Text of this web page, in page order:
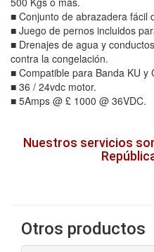
■ Conjunto de abrazadera fácil
■ Juego de pernos incluidos
■ Drenajes de agua y
contra la congelación.
■ Compatible para Banda KU y
■ 36 / 24vdc motor.
■ 5Amps @ £ 1000 @ 36VDC.
Nuestros servicios
Otros productos